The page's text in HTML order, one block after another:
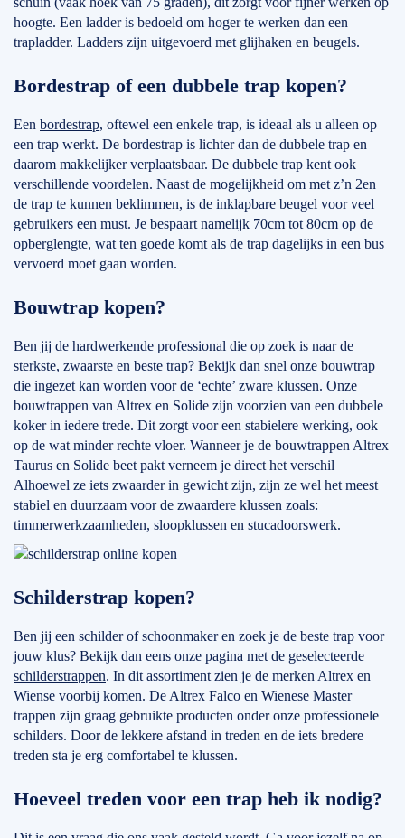
hoogte. Een ladder is bedoeld om hoger te werken dan een
trapladder. Ladders zijn uitgevoerd met glijhaken en beugels.
Bordestrap of een dubbele trap kopen?
Een bordestrap, oftewel een enkele trap, is ideaal als u alleen op
een trap werkt. De bordestrap is lichter dan de dubbele trap en
daarom makkelijker verplaatsbaar. De dubbele trap kent ook
verschillende voordelen. Naast de mogelijkheid om met z’n 2en
de trap te kunnen beklimmen, is de inklapbare beugel voor veel
gebruikers een must. Je bespaart namelijk 70cm tot 80cm op de
opberglengte, wat ten goede komt als de trap dagelijks in een bus
vervoerd moet gaan worden.
Bouwtrap kopen?
Ben jij de hardwerkende professional die op zoek is naar de
sterkste, zwaarste en beste trap? Bekijk dan snel onze bouwtrap
die ingezet kan worden voor de ‘echte’ zware klussen. Onze
bouwtrappen van Altrex en Solide zijn voorzien van een dubbele
koker in iedere trede. Dit zorgt voor een stabielere werking, ook
op de wat minder rechte vloer. Wanneer je de bouwtrappen Altrex
Taurus en Solide beet pakt verneem je direct het verschil
Alhoewel ze iets zwaarder in gewicht zijn, zijn ze wel het meest
stabiel en duurzaam voor de zwaardere klussen zoals:
timmerwerkzaamheden, sloopklussen en stucadoorswerk.
Schilderstrap kopen?
Ben jij een schilder of schoonmaker en zoek je de beste trap voor
jouw klus? Bekijk dan eens onze pagina met de geselecteerde
schilderstrappen. In dit assortiment zien je de merken Altrex en
Wiense voorbij komen. De Altrex Falco en Wienese Master
trappen zijn graag gebruikte producten onder onze professionele
schilders. Door de lekkere afstand in treden en de iets bredere
treden sta je erg comfortabel te klussen.
Hoeveel treden voor een trap heb ik nodig?